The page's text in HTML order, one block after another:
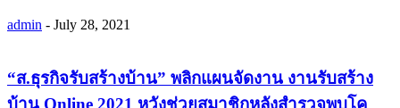
admin - July 28, 2021
“ส.ธุรกิจรับสร้างบ้าน” พลิกแผนจัดงาน งานรับสร้าง